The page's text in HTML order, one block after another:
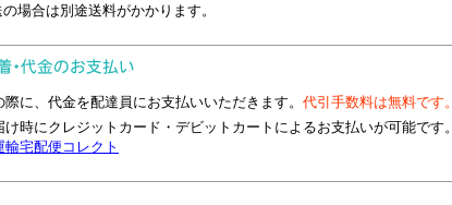
場合は別途送料がかかります。
に、代金を配達員にお支払いいただきます。 代引手数料は無料です。
け時にクレジットカード・デビットカートによるお支払いが可能です。
輸宅配便コレクト